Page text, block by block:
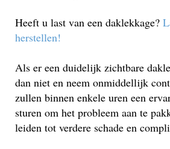
Heeft u last van een daklekkage?
herstellen!
Als er een duidelijk zichtbare
dan niet en neem onmiddellijk
zullen binnen enkele uren een
sturen om het probleem aan te
leiden tot verdere schade en